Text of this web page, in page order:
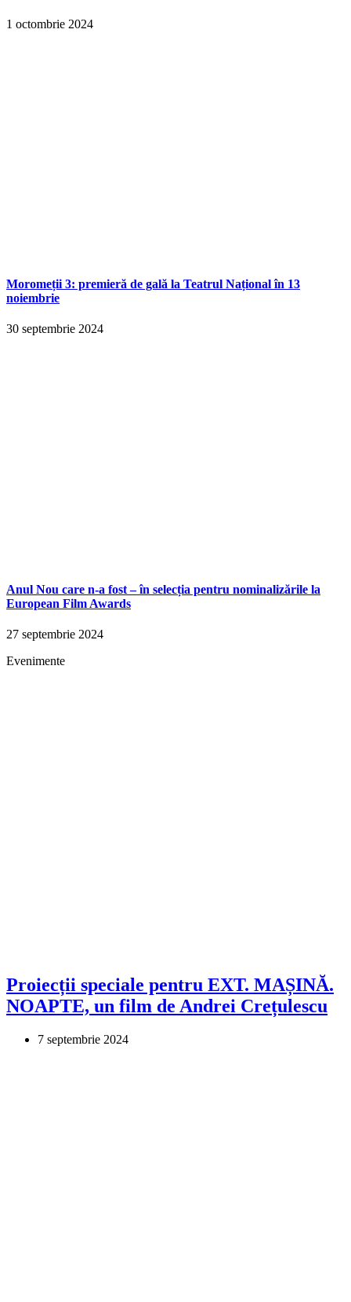
1 octombrie 2024
Moromeții 3: premieră de gală la Teatrul Național în 13
noiembrie
30 septembrie 2024
Anul Nou care n-a fost – în selecția pentru nominalizările la
European Film Awards
27 septembrie 2024
Evenimente
Proiecții speciale pentru EXT. MAȘINĂ.
NOAPTE, un film de Andrei Crețulescu
7 septembrie 2024